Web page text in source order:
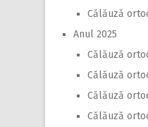
Călăuză
Anul 2025
Călăuză
Călăuză
Călăuză
Călăuză